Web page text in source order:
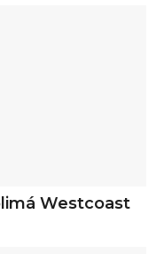
Westcoast